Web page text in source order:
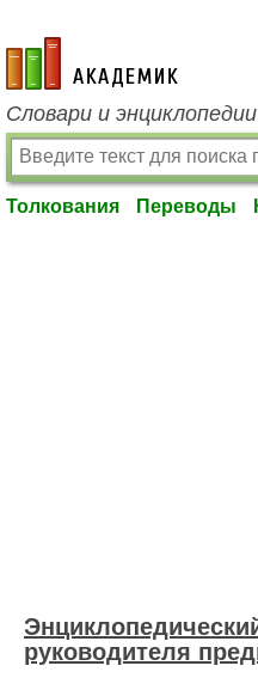
academic.ru
Словари и
Толкования Переводы
руководителя